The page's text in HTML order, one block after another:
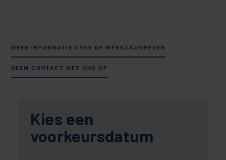
MEER INFORMATIE OVER DE WERKZAAMHEDEN
NEEM CONTACT MET ONS OP